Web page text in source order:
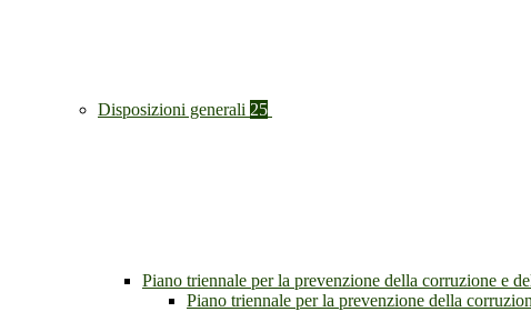
Disposizioni generali 25
Piano triennale per la prevenzione della corruzione e
Piano triennale per la prevenzione della